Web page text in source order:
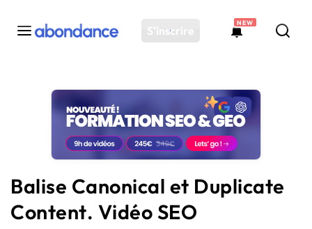
S'inscrire
NEW
Toutes les actus
Actus SEO
Plateforme
Solutions
Ressources
Audit SEO
Balise Canonical et Duplicate
Content. Vidéo SEO